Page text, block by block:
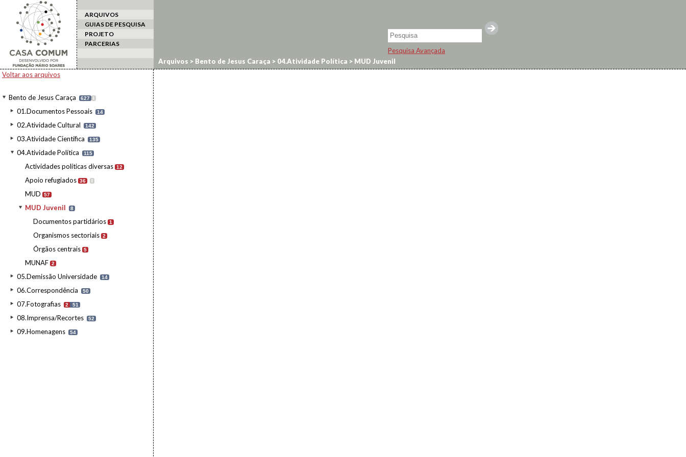
ARQUIVOS
GUIAS DE PESQUISA
PROJETO
PARCERIAS
Pesquisa Avançada
Voltar aos arquivos
Bento de Jesus Caraça 627 I
01.Documentos Pessoais 14
02.Atividade Cultural 142
03.Atividade Científica 135
04.Atividade Política 115
Actividades políticas diversas 12
Apoio refugiados 36 I
MUD 57
MUD Juvenil 8
Documentos partidários 1
Organismos sectoriais 2
Órgãos centrais 5
MUNAF 2
05.Demissão Universidade 14
06.Correspondência 50
07.Fotografias 2 51
08.Imprensa/Recortes 52
09.Homenagens 54
Arquivos > Bento de Jesus Caraça > 04.Atividade Política > MUD Juvenil